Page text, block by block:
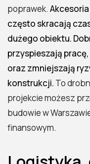
poprawek.
często skracają
dużego obiektu.
przyspieszają
oraz zmniejszają
konstrukcji. To
projekcie możesz
budowie w
finansowym.